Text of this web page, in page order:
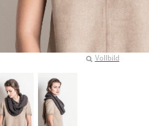
Vollbild